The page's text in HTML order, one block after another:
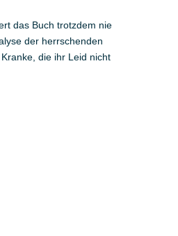
das Buch trotzdem nie
der herrschenden
die ihr Leid nicht